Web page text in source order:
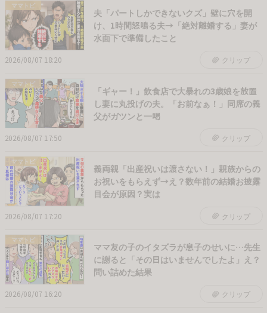
ママトピ
夫「パートしかできないクズ」壁に穴を開
け、1時間怒鳴る夫→「絶対離婚する」妻が
水面下で準備したこと
2026/08/07 18:20 クリップ
ママトピ
「ギャー！」飲食店で大暴れの3歳娘を放置
し妻に丸投げの夫。「お前なぁ！」同席の義
父がガツンと一喝
2026/08/07 17:50 クリップ
ママトピ
義両親「出産祝いは渡さない！」親族からの
お祝いをもらえず→え？数年前の結婚お披露
目会が原因？実は
2026/08/07 17:20 クリップ
ママトピ
ママ友の子のイタズラが息子のせいに…先生
に謝ると「その日はいませんでしたよ」え？
問い詰めた結果
2026/08/07 16:20 クリップ